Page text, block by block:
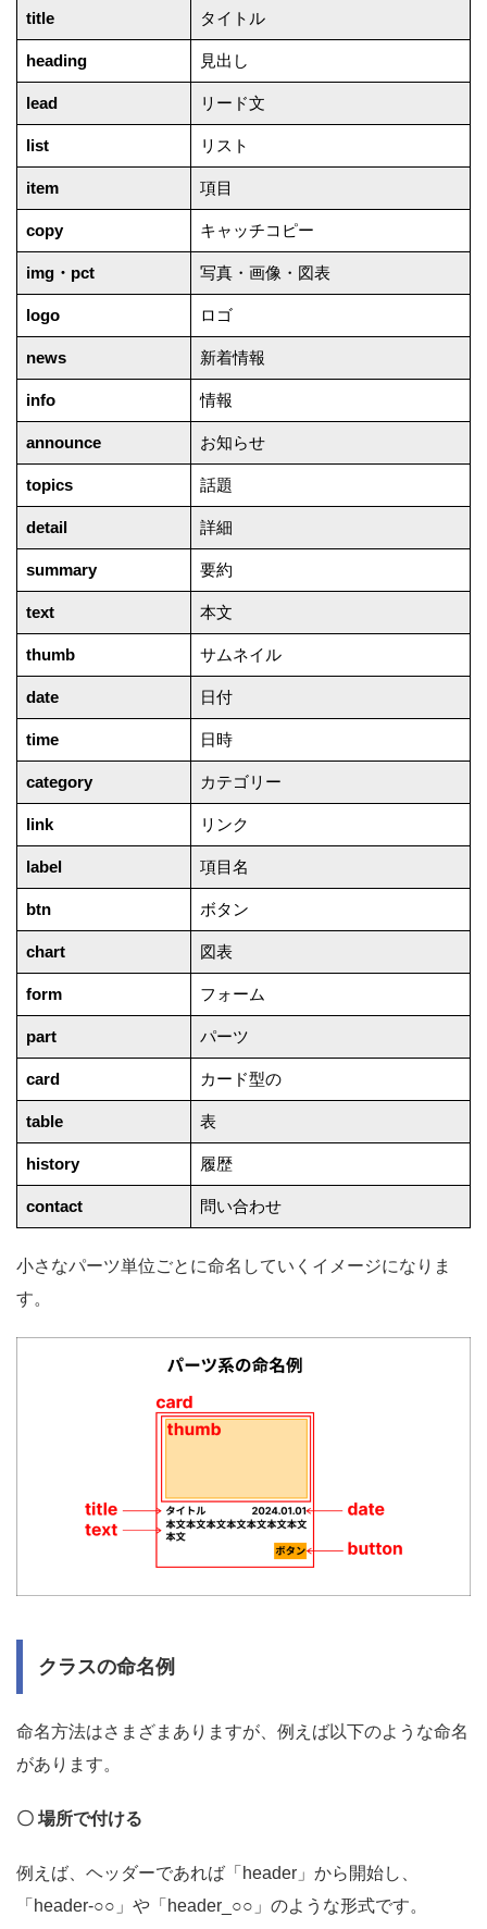
title タイトル
heading 見出し
lead リード文
list リスト
item 項目
copy キャッチコピー
img・pct 写真・画像・図表
logo ロゴ
news 新着情報
info 情報
announce お知らせ
topics 話題
detail 詳細
summary 要約
text 本文
thumb サムネイル
date 日付
time 日時
category カテゴリー
link リンク
label 項目名
btn ボタン
chart 図表
form フォーム
part パーツ
card カード型の
table 表
history 履歴
contact 問い合わせ
小さなパーツ単位ごとに命名していくイメージになりま
す。
クラスの命名例
命名方法はさまざまありますが、例えば以下のような命名
があります。
〇 場所で付ける
例えば、ヘッダーであれば「header」から開始し、
「header-○○」や「header_○○」のような形式です。